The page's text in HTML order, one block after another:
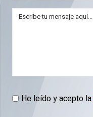
He leído y acepto la